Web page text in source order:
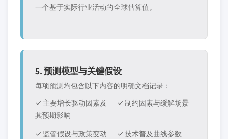
一个基于实际行业活动的全球估算值。
5. 预测模型与关键假设
每项预测均包含以下内容的明确文档记录：
✓ 主要增长驱动因素及
其预期影响
✓ 制约因素与缓解场景
✓ 监管假设与政策变动
✓ 技术普及曲线参数